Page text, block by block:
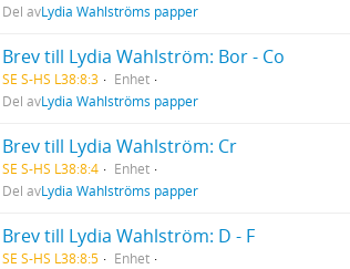
Del avLydia Wahlströms papper
Brev till Lydia Wahlström: Bor - Co
SE S-HS L38:8:3
Enhet
Del avLydia Wahlströms papper
Brev till Lydia Wahlström: Cr
SE S-HS L38:8:4
Enhet
Del avLydia Wahlströms papper
Brev till Lydia Wahlström: D - F
SE S-HS L38:8:5
Enhet